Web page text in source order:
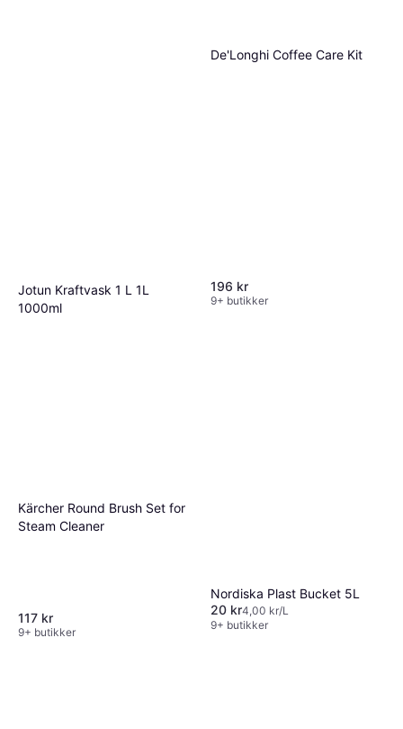
Jotun Kraftvask 1 L 1L
1000ml
De'Longhi Coffee Care Kit
196 kr
9+ butikker
Kärcher Round Brush Set for
Steam Cleaner
117 kr
9+ butikker
Nordiska Plast Bucket 5L
20 kr4,00 kr/L
9+ butikker